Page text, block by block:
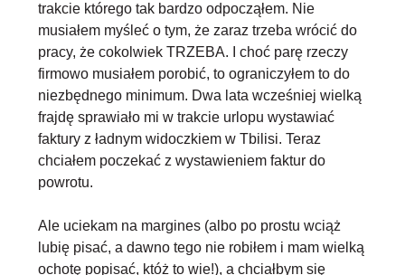
trakcie którego tak bardzo odpocząłem. Nie
musiałem myśleć o tym, że zaraz trzeba wrócić do
pracy, że cokolwiek TRZEBA. I choć parę rzeczy
firmowo musiałem porobić, to ograniczyłem to do
niezbędnego minimum. Dwa lata wcześniej wielką
frajdę sprawiało mi w trakcie urlopu wystawiać
faktury z ładnym widoczkiem w Tbilisi. Teraz
chciałem poczekać z wystawieniem faktur do
powrotu.
Ale uciekam na margines (albo po prostu wciąż
lubię pisać, a dawno tego nie robiłem i mam wielką
ochotę popisać, któż to wie!), a chciałbym się